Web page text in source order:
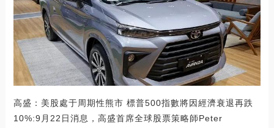
高盛：美股處于周期性熊市 標普500指數將因經濟衰退再跌
10%:9月22日消息，高盛首席全球股票策略師Peter